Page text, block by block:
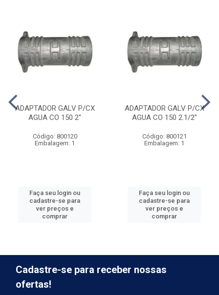
ADAPTADOR GALV P/CX
AGUA CO 150 2''
Código: 800120
Embalagem: 1
Faça seu login ou
cadastre-se para
ver preços e
comprar
ADAPTADOR GALV P/CX
AGUA CO 150 2.1/2”
Código: 800121
Embalagem: 1
Faça seu login ou
cadastre-se para
ver preços e
comprar
Cadastre-se para receber nossas
ofertas!